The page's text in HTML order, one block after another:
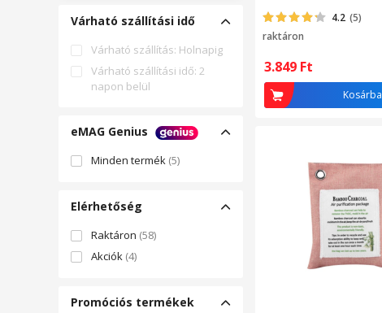
Várható szállítási idő
Várható szállítás: Holnapig
Várható szállítási idő: 2
napon belül
eMAG Genius
Minden termék (5)
Elérhetőség
Raktáron (58)
Akciók (4)
Promóciós termékek
4.2 (5)
raktáron
3.849 Ft
Kosárba